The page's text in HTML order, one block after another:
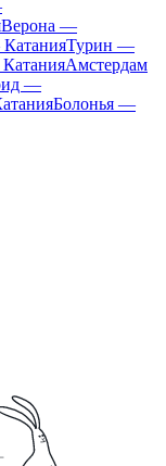
Верона —
Турин —
Амстердам
—
Болонья —